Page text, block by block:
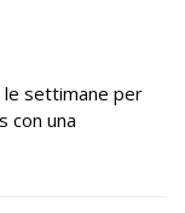
le settimane per
con una